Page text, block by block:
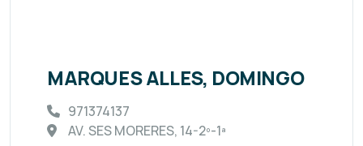
MARQUES ALLES, DOMINGO
971374137
AV. SES MORERES, 14-2º-1ª